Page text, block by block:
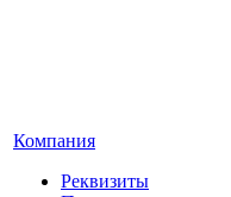
Компания
Реквизиты